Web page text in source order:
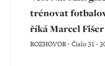
trénovat
říká Marcel Fišer
ROZHOVOR-Číslo 31 ‧